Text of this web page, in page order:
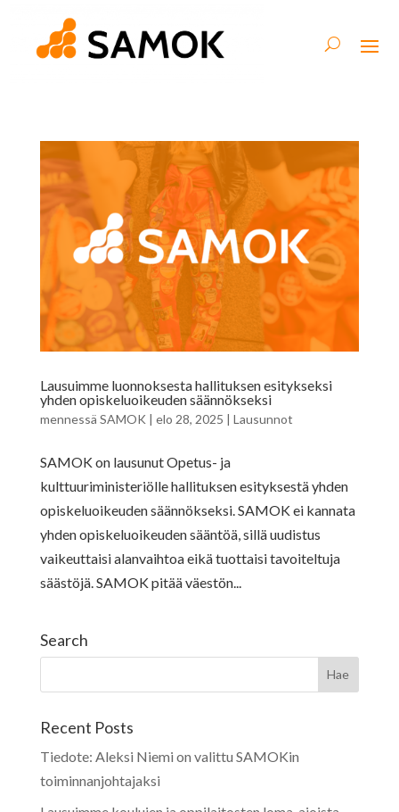
Lausuimme luonnoksesta hallituksen esitykseksi
yhden opiskeluoikeuden säännökseksi
mennessä SAMOK | elo 28, 2025 | Lausunnot
SAMOK on lausunut Opetus- ja
kulttuuriministeriölle hallituksen esityksestä yhden
opiskeluoikeuden säännökseksi. SAMOK ei kannata
yhden opiskeluoikeuden sääntöä, sillä uudistus
vaikeuttaisi alanvaihtoa eikä tuottaisi tavoiteltuja
säästöjä. SAMOK pitää väestön...
Search
Recent Posts
Tiedote: Aleksi Niemi on valittu SAMOKin
toiminnanjohtajaksi